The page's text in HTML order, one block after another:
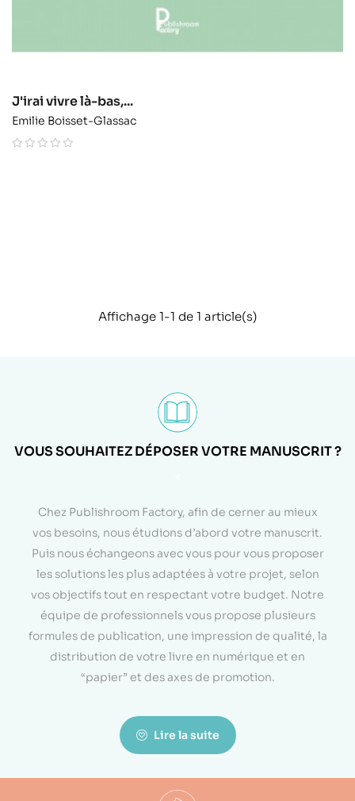
J'irai vivre là-bas,...
Emilie Boisset-Glassac
Affichage 1-1 de 1 article(s)
VOUS SOUHAITEZ DÉPOSER VOTRE MANUSCRIT ?
Chez Publishroom Factory, afin de cerner au mieux
vos besoins, nous étudions d’abord votre manuscrit.
Puis nous échangeons avec vous pour vous proposer
les solutions les plus adaptées à votre projet, selon
vos objectifs tout en respectant votre budget. Notre
équipe de professionnels vous propose plusieurs
formules de publication, une impression de qualité, la
distribution de votre livre en numérique et en
“papier” et des axes de promotion.
Lire la suite